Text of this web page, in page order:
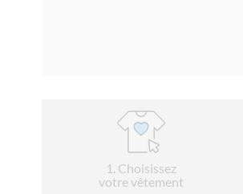
1 . Choisissez
votre vêtement